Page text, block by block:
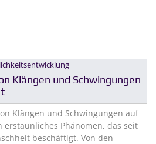
Klängen und Schwingungen
Klängen und Schwingungen auf
erstaunliches Phänomen, das seit
beschäftigt. Von den